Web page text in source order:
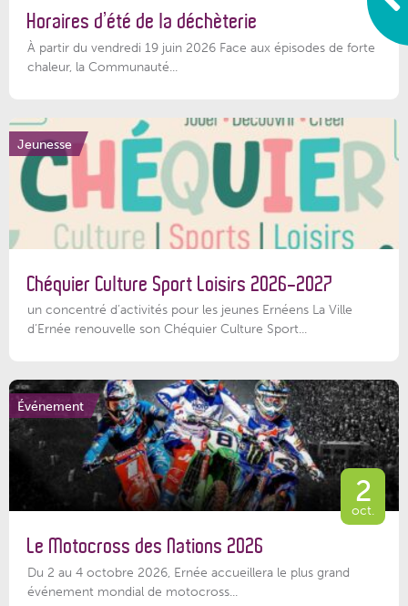
Horaires d’été de la déchèterie
À partir du vendredi 19 juin 2026 Face aux épisodes de forte
chaleur, la Communauté...
Jeunesse
Chéquier Culture Sport Loisirs 2026-2027
un concentré d’activités pour les jeunes Ernéens La Ville
d’Ernée renouvelle son Chéquier Culture Sport...
Événement
2
oct.
Le Motocross des Nations 2026
Du 2 au 4 octobre 2026, Ernée accueillera le plus grand
événement mondial de motocross...